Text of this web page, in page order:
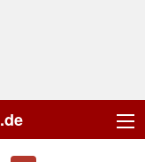
.de